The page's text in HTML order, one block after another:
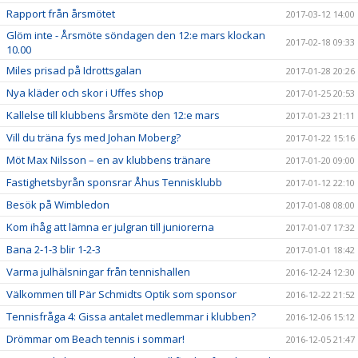
Rapport från årsmötet 2017-03-12 14:00
Glöm inte - Årsmöte söndagen den 12:e mars klockan
10.00
2017-02-18 09:33
Miles prisad på Idrottsgalan 2017-01-28 20:26
Nya kläder och skor i Uffes shop 2017-01-25 20:53
Kallelse till klubbens årsmöte den 12:e mars 2017-01-23 21:11
Vill du träna fys med Johan Moberg? 2017-01-22 15:16
Möt Max Nilsson – en av klubbens tränare 2017-01-20 09:00
Fastighetsbyrån sponsrar Åhus Tennisklubb 2017-01-12 22:10
Besök på Wimbledon 2017-01-08 08:00
Kom ihåg att lämna er julgran till juniorerna 2017-01-07 17:32
Bana 2-1-3 blir 1-2-3 2017-01-01 18:42
Varma julhälsningar från tennishallen 2016-12-24 12:30
Välkommen till Pär Schmidts Optik som sponsor 2016-12-22 21:52
Tennisfråga 4: Gissa antalet medlemmar i klubben? 2016-12-06 15:12
Drömmar om Beach tennis i sommar! 2016-12-05 21:47